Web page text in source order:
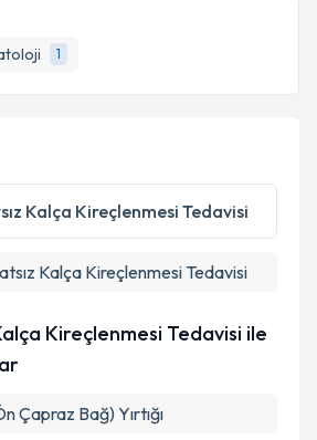
1
Kalça Kireçlenmesi Tedavisi
Kalça Kireçlenmesi Tedavisi
Kireçlenmesi Tedavisi ile
Çapraz Bağ) Yırtığı